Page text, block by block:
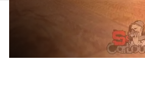
Magentis, Opirus,